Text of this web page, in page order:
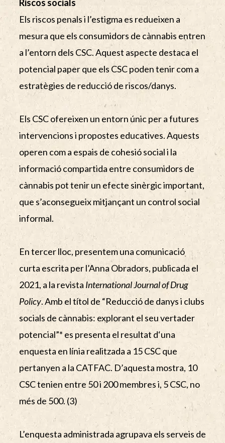
Riscos socials
Els riscos penals i l’estigma es redueixen a
mesura que els consumidors de cànnabis entren
a l’entorn dels CSC. Aquest aspecte destaca el
potencial paper que els CSC poden tenir com a
estratègies de reducció de riscos/danys.
Els CSC ofereixen un entorn únic per a futures
intervencions i propostes educatives. Aquests
operen com a espais de cohesió social i la
informació compartida entre consumidors de
cànnabis pot tenir un efecte sinèrgic important,
que s’aconsegueix mitjançant un control social
informal.
En tercer lloc, presentem una comunicació
curta escrita per l’Anna Obradors, publicada el
2021, a la revista International Journal of Drug
Policy. Amb el títol de “Reducció de danys i clubs
socials de cànnabis: explorant el seu vertader
potencial”* es presenta el resultat d‘una
enquesta en línia realitzada a 15 CSC que
pertanyen a la CATFAC. D’aquesta mostra, 10
CSC tenien entre 50 i 200 membres i, 5 CSC, no
més de 500. (3)
L’enquesta administrada agrupava els serveis de